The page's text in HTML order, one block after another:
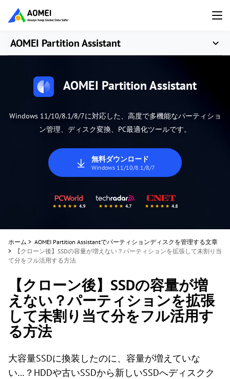
AOMEI Partition Assistant
AOMEI Partition Assistant
Windows 11/10/8.1/8/7に対応した、高度で多機能なパーティショ
ン管理、ディスク変換、PC最適化ツールです。
無料ダウンロード
Windows 11/10/8.1/8/7
ホーム > AOMEI Partition Assistantでパーティションディスクを管理する文章
>
【クローン後】SSDの容量が増えない？パーティションを拡張して未割り当
て分をフル活用する方法
【クローン後】SSDの容量が増
えない？パーティションを拡張
して未割り当て分をフル活用す
る方法
大容量SSDに換装したのに、容量が増えていな
い…？HDDや古いSSDから新しいSSDへディスクク